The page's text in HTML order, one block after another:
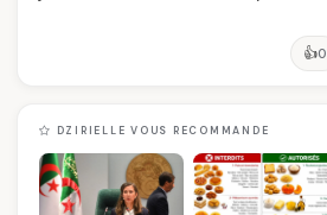
👍0
DZIRIELLE VOUS RECOMMANDE